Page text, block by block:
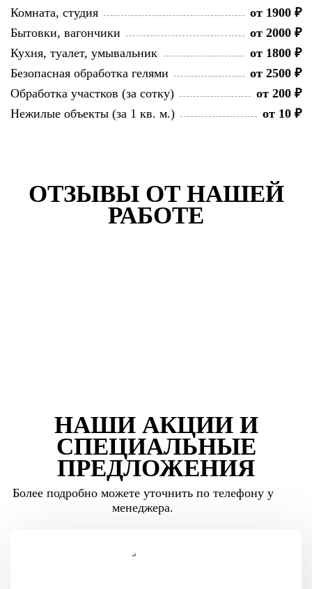
Комната, студия
от 1900 ₽
Бытовки, вагончики
от 2000 ₽
Кухня, туалет, умывальник
от 1800 ₽
Безопасная обработка гелями
от 2500 ₽
Обработка участков (за сотку)
от 200 ₽
Нежилые объекты (за 1 кв. м.)
от 10 ₽
ОТЗЫВЫ ОТ НАШЕЙ
РАБОТЕ
НАШИ АКЦИИ И
СПЕЦИАЛЬНЫЕ
ПРЕДЛОЖЕНИЯ
Более подробно можете уточнить по телефону у
менеджера.